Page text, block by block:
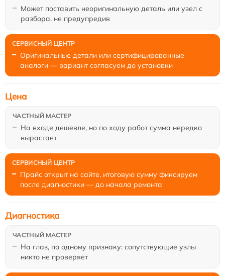
Может поставить неоригинальную деталь или узел с
разбора, не предупредив
Оригинальные детали или сертифицированные
аналоги — вариант согласуем до установки
На входе дешевле, но по ходу работ сумма нередко
вырастает
Цена
Прайс открыт на сайте, итоговую сумму фиксируем
после диагностики — до начала ремонта
На глаз, по одному признаку: сопутствующие узлы
никто не проверяет
Диагностика